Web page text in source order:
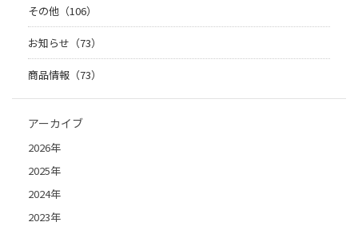
その他（106）
お知らせ（73）
商品情報（73）
アーカイブ
2026年
2025年
2024年
2023年